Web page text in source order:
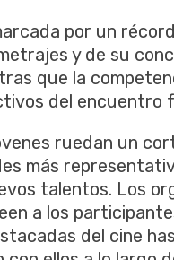
por un
y de su
que la
del encuentro
ruedan un
más
talentos. Los
a los
del cine